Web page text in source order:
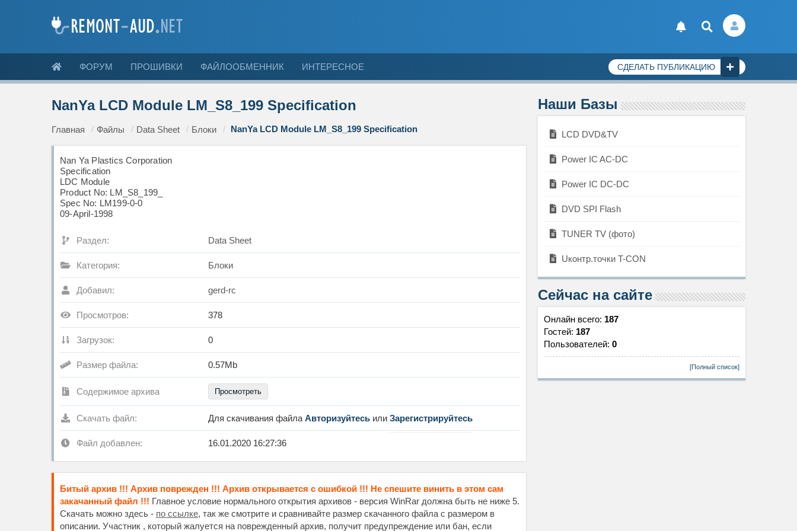
ФОРУМ ПРОШИВКИ ФАЙЛООБМЕННИК ИНТЕРЕСНОЕ СДЕЛАТЬ ПУБЛИКАЦИЮ
NanYa LCD Module LM_S8_199 Specification
Главная Файлы Data Sheet Блоки NanYa LCD Module LM_S8_199 Specification
Nan Ya Plastics Corporation
Specification
LDC Module
Product No: LM_S8_199_
Spec No: LM199-0-0
09-April-1998
Раздел: Data Sheet
Категория: Блоки
Добавил: gerd-rc
Просмотров: 378
Загрузок: 0
Размер файла: 0.57Mb
Содержимое архива Просмотреть
Скачать файл: Для скачивания файла Авторизуйтесь или Зарегистрируйтесь
Файл добавлен: 16.01.2020 16:27:36
Битый архив !!! Архив поврежден !!! Архив открывается с ошибкой !!! Не спешите винить в этом сам
закачанный файл !!! Главное условие нормального открытия архивов - версия WinRar должна быть не ниже 5.
Скачать можно здесь - по ссылке, так же смотрите и сравнивайте размер скачанного файла с размером в
описании. Участник , который жалуется на поврежденный архив, получит предупреждение или бан, если
Наши Базы
LCD DVD&TV
Power IC AC-DC
Power IC DC-DC
DVD SPI Flash
TUNER TV (фото)
Uконтр.точки T-CON
Сейчас на сайте
Онлайн всего: 187
Гостей: 187
Пользователей: 0
[Полный список]